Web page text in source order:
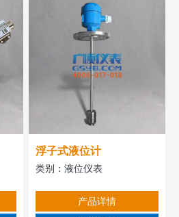
浮子式液位计
类别：液位仪表
产品详情